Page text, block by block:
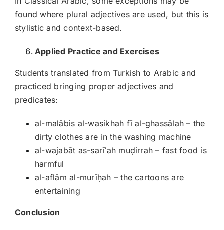
found where plural adjectives are used, but this is
stylistic and context-based.
Applied Practice and Exercises
Students translated from Turkish to Arabic and
practiced bringing proper adjectives and
predicates:
al-malābis al-wasikhah fī al-ghassālah – the
dirty clothes are in the washing machine
al-wajabāt as-sarīʿah muḍirrah – fast food is
harmful
al-aflām al-murīḥah – the cartoons are
entertaining
Conclusion